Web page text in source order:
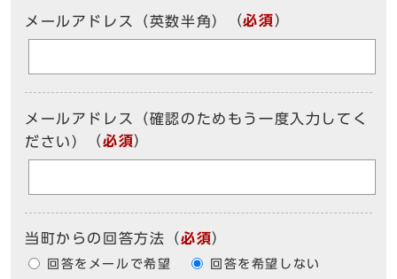
メールアドレス（英数半角） （必須）
メールアドレス（確認のためもう一度入力してく
ださい）
（必須）
当町からの回答方法 （必須）
回答をメールで希望 回答を希望しない